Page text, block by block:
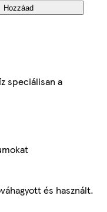
Hozzáad
speciálisan a
és használt.